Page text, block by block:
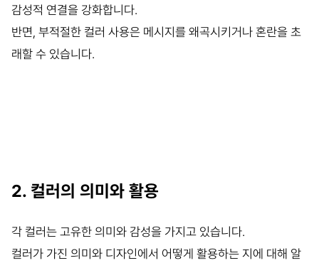
감성적 연결을 강화합니다.
반면, 부적절한 컬러 사용은 메시지를 왜곡시키거나 혼란을 초
래할 수 있습니다.
2. 컬러의 의미와 활용
각 컬러는 고유한 의미와 감성을 가지고 있습니다.
컬러가 가진 의미와 디자인에서 어떻게 활용하는 지에 대해 알